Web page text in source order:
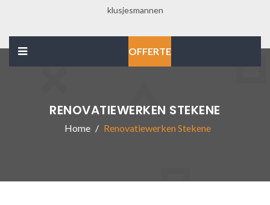
klusjesmannen
OFFERTE
RENOVATIEWERKEN STEKENE
Home Renovatiewerken Stekene